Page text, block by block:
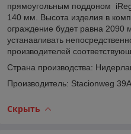
прямоугольным поддоном
140 мм. Высота изделия в
ограждение будет равна 2090
устанавливать
производителей
Страна производства:
Производитель: Stacionweg
Скрыть